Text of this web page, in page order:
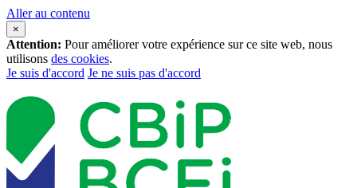
Aller au contenu
×
Attention: Pour améliorer votre expérience sur ce site web, nous
utilisons des cookies.
Je suis d'accord Je ne suis pas d'accord